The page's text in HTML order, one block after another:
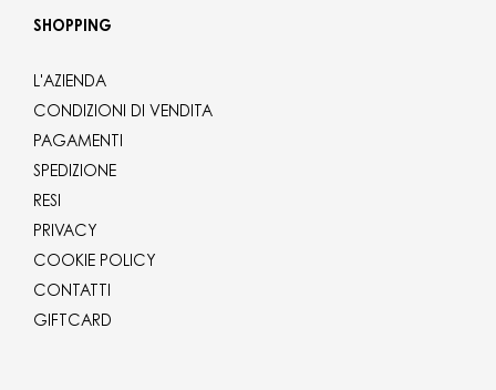
SHOPPING
L'AZIENDA
CONDIZIONI DI VENDITA
PAGAMENTI
SPEDIZIONE
RESI
PRIVACY
COOKIE POLICY
CONTATTI
GIFTCARD